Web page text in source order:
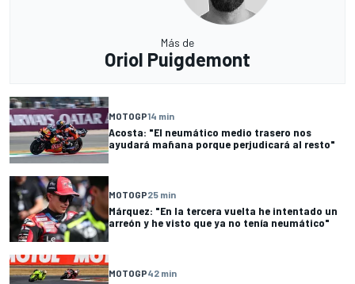
Más de
Oriol Puigdemont
MOTOGP14 min
Acosta: "El neumático medio trasero nos
ayudará mañana porque perjudicará al resto"
MOTOGP25 min
Márquez: "En la tercera vuelta he intentado un
arreón y he visto que ya no tenía neumático"
MOTOGP42 min